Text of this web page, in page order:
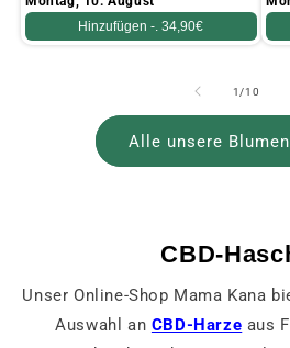
Hinzufügen -.34,90€
1 /von
10
Alle unsere
CBD-
Unser Online-Shop Mama Kana
Auswahl an CBD-Harze aus